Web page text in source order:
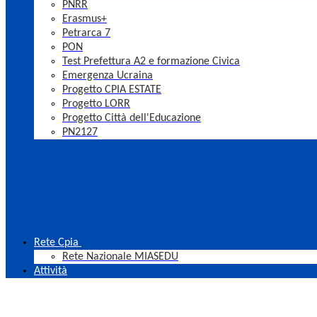
PNRR
Erasmus+
Petrarca 7
PON
Test Prefettura A2 e formazione Civica
Emergenza Ucraina
Progetto CPIA ESTATE
Progetto LORR
Progetto Città dell'Educazione
PN2127
Rete Cpia
Rete Nazionale MIASEDU
Attività